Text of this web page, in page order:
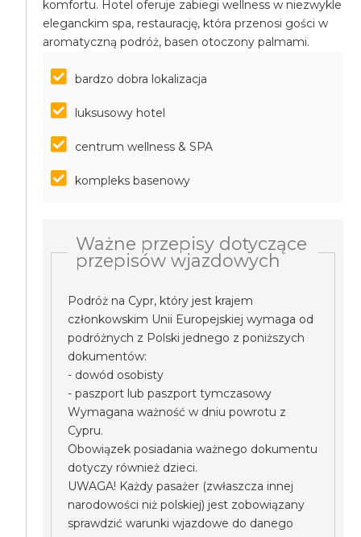
komfortu. Hotel oferuje zabiegi wellness w niezwykle
eleganckim spa, restaurację, która przenosi gości w
aromatyczną podróż, basen otoczony palmami.
bardzo dobra lokalizacja
luksusowy hotel
centrum wellness & SPA
kompleks basenowy
Ważne przepisy dotyczące
przepisów wjazdowych
Podróż na Cypr, który jest krajem
członkowskim Unii Europejskiej wymaga od
podróżnych z Polski jednego z poniższych
dokumentów:
- dowód osobisty
- paszport lub paszport tymczasowy
Wymagana ważność w dniu powrotu z
Cypru.
Obowiązek posiadania ważnego dokumentu
dotyczy również dzieci.
UWAGA! Każdy pasażer (zwłaszcza innej
narodowości niż polskiej) jest zobowiązany
sprawdzić warunki wjazdowe do danego